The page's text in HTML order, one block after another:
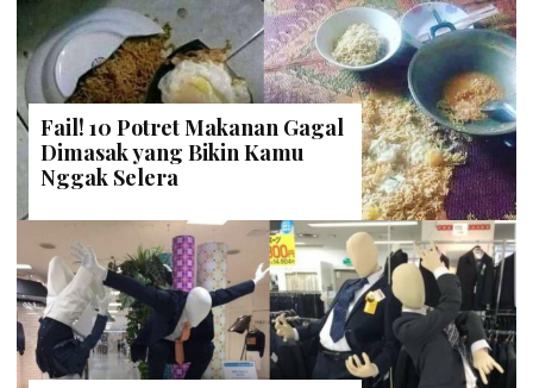
Fail! 10 Potret Makanan Gagal
Dimasak yang Bikin Kamu
Nggak Selera